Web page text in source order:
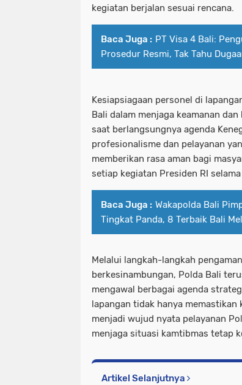
kegiatan berjalan sesuai rencana.
Baca Juga : PT Visa 4 Bali:
Prosedur Resmi, Tak Tahu
Kesiapsiagaan personel di
Bali dalam menjaga keamanan
saat berlangsungnya agenda
profesionalisme dan pelayanan
memberikan rasa aman bagi
setiap kegiatan Presiden RI
Baca Juga : Wakapolda Bali
Tingkat Panda, 8 Terbaik Bali
Melalui langkah-langkah
berkesinambungan, Polda Bali
mengawal berbagai agenda
lapangan tidak hanya
menjadi wujud nyata pelayanan
menjaga situasi kamtibmas tetap
Artikel Selanjutnya